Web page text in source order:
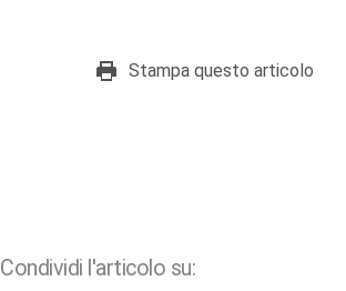
Stampa questo articolo
Condividi l'articolo su: